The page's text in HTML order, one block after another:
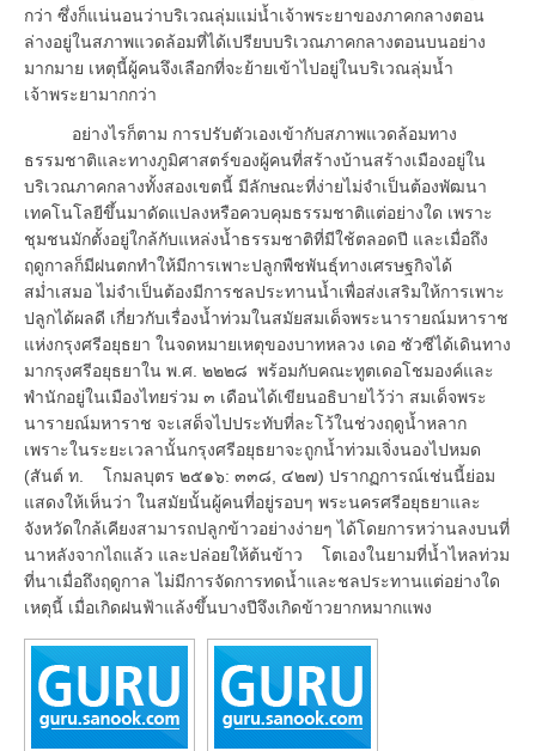
กว่า ซึ่งก็แน่นอนว่าบริเวณลุ่มแม่น้ำเจ้าพระยาของภาคกลางตอน
ล่างอยู่ในสภาพแวดล้อมที่ได้เปรียบบริเวณภาคกลางตอนบนอย่าง
มากมาย เหตุนี้ผู้คนจึงเลือกที่จะย้ายเข้าไปอยู่ในบริเวณลุ่มน้ำ
เจ้าพระยามากกว่า
อย่างไรก็ตาม การปรับตัวเองเข้ากับสภาพแวดล้อมทาง
ธรรมชาติและทางภูมิศาสตร์ของผู้คนที่สร้างบ้านสร้างเมืองอยู่ใน
บริเวณภาคกลางทั้งสองเขตนี้ มีลักษณะที่ง่ายไม่จำเป็นต้องพัฒนา
เทคโนโลยีขึ้นมาดัดแปลงหรือควบคุมธรรมชาติแต่อย่างใด เพราะ
ชุมชนมักตั้งอยู่ใกล้กับแหล่งน้ำธรรมชาติที่มีใช้ตลอดปี และเมื่อถึง
ฤดูกาลก็มีฝนตกทำให้มีการเพาะปลูกพืชพันธุ์ทางเศรษฐกิจได้
สม่ำเสมอ ไม่จำเป็นต้องมีการชลประทานน้ำเพื่อส่งเสริมให้การเพาะ
ปลูกได้ผลดี เกี่ยวกับเรื่องน้ำท่วมในสมัยสมเด็จพระนารายณ์มหาราช
แห่งกรุงศรีอยุธยา ในจดหมายเหตุของบาทหลวง เดอ ซัวซีได้เดินทาง
มากรุงศรีอยุธยาใน พ.ศ. ๒๒๒๘ พร้อมกับคณะทูตเดอโชมองค์และ
พำนักอยู่ในเมืองไทยร่วม ๓ เดือนได้เขียนอธิบายไว้ว่า สมเด็จพระ
นารายณ์มหาราช จะเสด็จไปประทับที่ละโว้ในช่วงฤดูน้ำหลาก
เพราะในระยะเวลานั้นกรุงศรีอยุธยาจะถูกน้ำท่วมเจิ่งนองไปหมด
(สันต์ ท. โกมลบุตร ๒๕๑๖: ๓๓๘, ๔๒๗) ปรากฏการณ์เช่นนี้ย่อม
แสดงให้เห็นว่า ในสมัยนั้นผู้คนที่อยู่รอบๆ พระนครศรีอยุธยาและ
จังหวัดใกล้เคียงสามารถปลูกข้าวอย่างง่ายๆ ได้โดยการหว่านลงบนที่
นาหลังจากไถแล้ว และปล่อยให้ต้นข้าว โตเองในยามที่น้ำไหลท่วม
ที่นาเมื่อถึงฤดูกาล ไม่มีการจัดการทดน้ำและชลประทานแต่อย่างใด
เหตุนี้ เมื่อเกิดฝนฟ้าแล้งขึ้นบางปีจึงเกิดข้าวยากหมากแพง